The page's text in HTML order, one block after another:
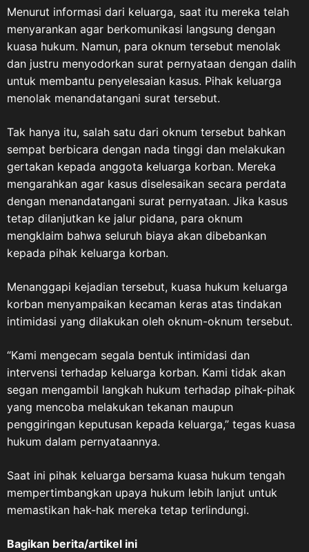
Menurut informasi dari keluarga, saat itu mereka telah
menyarankan agar berkomunikasi langsung dengan
kuasa hukum. Namun, para oknum tersebut menolak
dan justru menyodorkan surat pernyataan dengan dalih
untuk membantu penyelesaian kasus. Pihak keluarga
menolak menandatangani surat tersebut.
Tak hanya itu, salah satu dari oknum tersebut bahkan
sempat berbicara dengan nada tinggi dan melakukan
gertakan kepada anggota keluarga korban. Mereka
mengarahkan agar kasus diselesaikan secara perdata
dengan menandatangani surat pernyataan. Jika kasus
tetap dilanjutkan ke jalur pidana, para oknum
mengklaim bahwa seluruh biaya akan dibebankan
kepada pihak keluarga korban.
Menanggapi kejadian tersebut, kuasa hukum keluarga
korban menyampaikan kecaman keras atas tindakan
intimidasi yang dilakukan oleh oknum-oknum tersebut.
“Kami mengecam segala bentuk intimidasi dan
intervensi terhadap keluarga korban. Kami tidak akan
segan mengambil langkah hukum terhadap pihak-pihak
yang mencoba melakukan tekanan maupun
penggiringan keputusan kepada keluarga,” tegas kuasa
hukum dalam pernyataannya.
Saat ini pihak keluarga bersama kuasa hukum tengah
mempertimbangkan upaya hukum lebih lanjut untuk
memastikan hak-hak mereka tetap terlindungi.
Bagikan berita/artikel ini